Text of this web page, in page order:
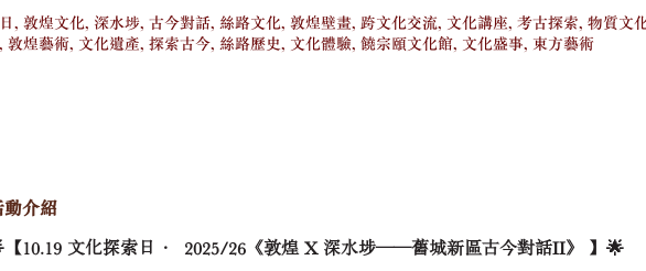
, 敦煌文化, 深水埗, 古今對話, 絲路文化, 敦煌壁畫, 跨文化交流, 文化講座, 考古探索, 物質文
敦煌藝術, 文化遺產, 探索古今, 絲路歷史, 文化體驗, 饒宗頤文化館, 文化盛事, 東方藝術
動介紹
【10.19 文化探索日 · 2025/26《敦煌 X 深水埗——舊城新區古今對話II》 】🌟